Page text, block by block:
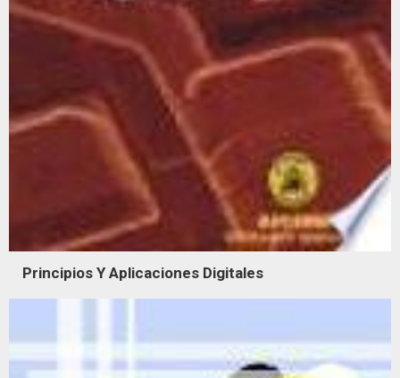
Principios Y Aplicaciones Digitales